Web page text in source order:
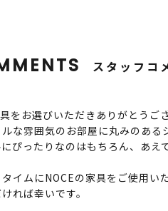
スタッフコ
をお選びいただきありがとうござ
な雰囲気のお部屋に丸みのあ
ぴったりなのはもちろん、あ
イムにNOCEの家具をご使用い
れば幸いです。